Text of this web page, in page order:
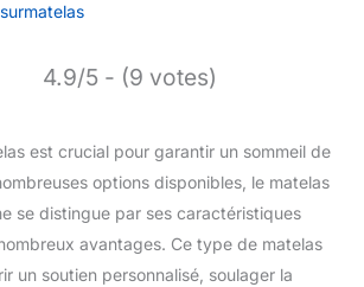
4.9/5 - (9 votes)
est crucial pour garantir un sommeil de
options disponibles, le matelas
se distingue par ses caractéristiques
avantages. Ce type de matelas
un soutien personnalisé, soulager la